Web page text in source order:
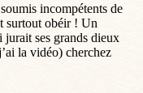
incompétents de
surtout obéir ! Un
ses grands dieux
la vidéo) cherchez